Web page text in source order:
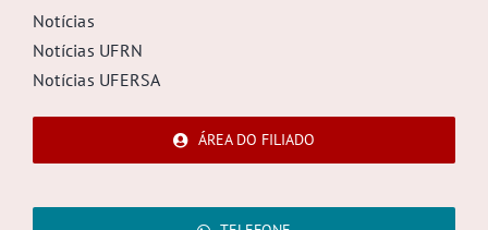
Notícias
Notícias UFRN
Notícias UFERSA
ÁREA DO FILIADO